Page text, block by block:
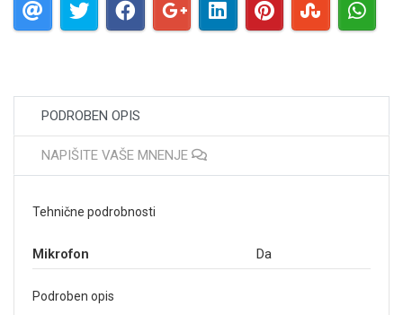
PODROBEN OPIS
NAPIŠITE VAŠE MNENJE
Tehnične podrobnosti
Mikrofon Da
Podroben opis